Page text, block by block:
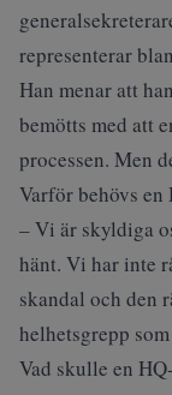
representerar
Han menar att
bemötts med att
processen. Men
Varför behövs
– Vi är skyldiga
hänt. Vi har inte
skandal och den
helhetsgrepp
Vad skulle en